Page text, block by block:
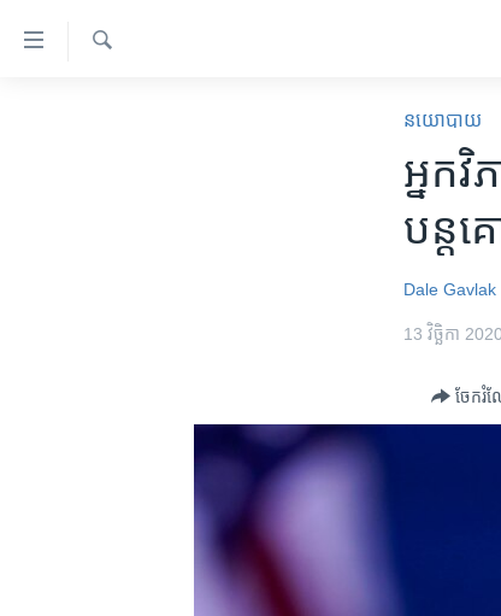
ទៅ​
នយោបាយ
អ្នក​
បន្ត​
Dale Gavlak
13 វិច្ឆិកា 2020
ចែករំ